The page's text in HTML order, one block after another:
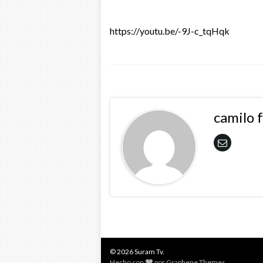
https://youtu.be/-9J-c_tqHqk
camilo
© 2026 Suram Tv.